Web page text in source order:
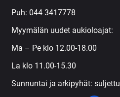
Puh: 044 3417778
Myymälän uudet aukioloajat:
Ma – Pe klo 12.00-18.00
La klo 11.00-15.30
Sunnuntai ja arkipyhät: suljettu